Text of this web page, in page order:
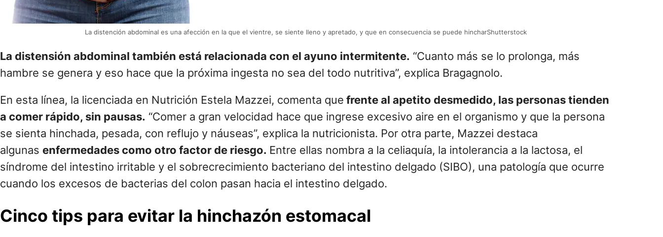
La distención abdominal es una afección en la que el vientre, se siente lleno y apretado, y que en consecuencia se puede hincharShutterstock
La distensión abdominal también está relacionada con el ayuno intermitente. “Cuanto más se lo prolonga, más
hambre se genera y eso hace que la próxima ingesta no sea del todo nutritiva”, explica Bragagnolo.
En esta línea, la licenciada en Nutrición Estela Mazzei, comenta que frente al apetito desmedido, las personas tienden
a comer rápido, sin pausas. “Comer a gran velocidad hace que ingrese excesivo aire en el organismo y que la persona
se sienta hinchada, pesada, con reflujo y náuseas”, explica la nutricionista. Por otra parte, Mazzei destaca
algunas enfermedades como otro factor de riesgo. Entre ellas nombra a la celiaquía, la intolerancia a la lactosa, el
síndrome del intestino irritable y el sobrecrecimiento bacteriano del intestino delgado (SIBO), una patología que ocurre
cuando los excesos de bacterias del colon pasan hacia el intestino delgado.
Cinco tips para evitar la hinchazón estomacal